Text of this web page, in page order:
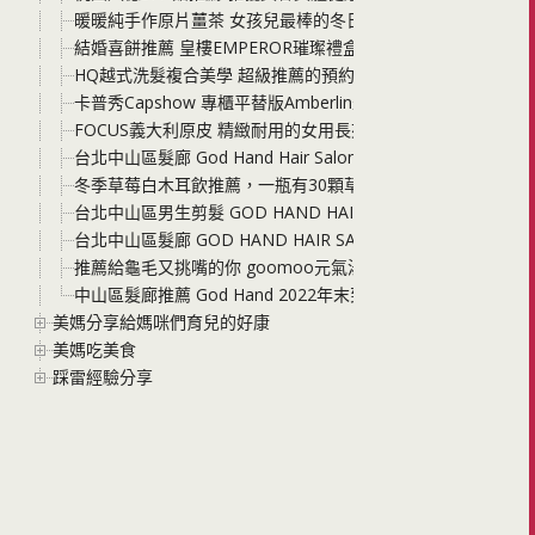
暖暖純手作原片薑茶 女孩兒最棒的冬日暖心聖品 直接吃、沖
結婚喜餅推薦 皇樓EMPEROR璀璨禮盒與MINI璀璨小圓提盒
HQ越式洗髮複合美學 超級推薦的預約制中壢越式洗髮 價格
卡普秀Capshow 專櫃平替版Amberlin最新上市 角鯊烷修復保
FOCUS義大利原皮 精緻耐用的女用長夾 頭層牛皮的質感非常
台北中山區髮廊 God Hand Hair Salon 兒童剪染燙髮型推薦店
冬季草莓白木耳飲推薦，一瓶有30顆草莓精華！喝護家人的
台北中山區男生剪髮 GOD HAND HAIR SALON 2023秋冬男
台北中山區髮廊 GOD HAND HAIR SALON 2023秋冬髮色趨
推薦給龜毛又挑嘴的你 goomoo元氣湯種貝果 早餐、下午茶
中山區髮廊推薦 God Hand 2022年末到2023初春流行髮色
美媽分享給媽咪們育兒的好康
美媽吃美食
踩雷經驗分享